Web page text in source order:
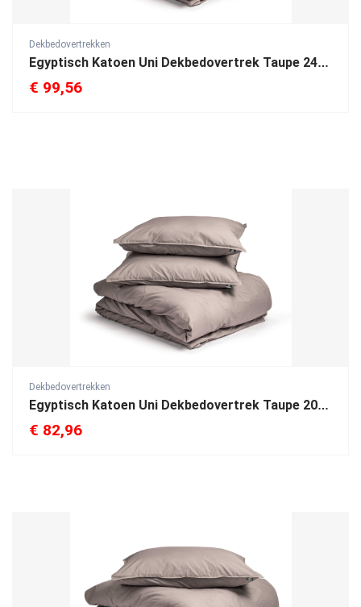
Dekbedovertrekken
Egyptisch Katoen Uni Dekbedovertrek Taupe 240 x 200/260
€ 99,56
Dekbedovertrekken
Egyptisch Katoen Uni Dekbedovertrek Taupe 200 x 200/260
€ 82,96